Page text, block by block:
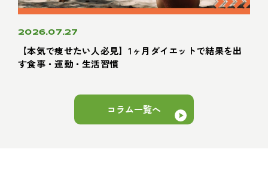
2026.07.27
【本気で痩せたい人必見】1ヶ月ダイエットで結果を出
す食事・運動・生活習慣
コラム一覧へ